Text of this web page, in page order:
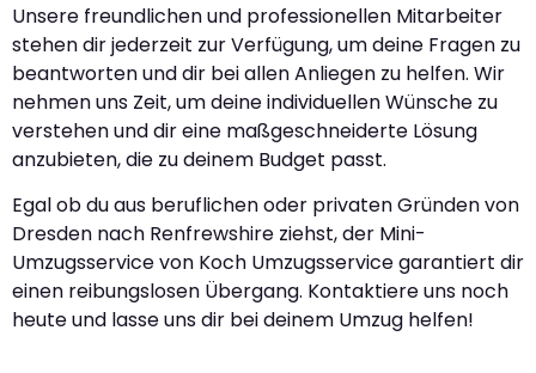
Unsere freundlichen und professionellen Mitarbeiter
stehen dir jederzeit zur Verfügung, um deine Fragen zu
beantworten und dir bei allen Anliegen zu helfen. Wir
nehmen uns Zeit, um deine individuellen Wünsche zu
verstehen und dir eine maßgeschneiderte Lösung
anzubieten, die zu deinem Budget passt.
Egal ob du aus beruflichen oder privaten Gründen von
Dresden nach Renfrewshire ziehst, der Mini-
Umzugsservice von Koch Umzugsservice garantiert dir
einen reibungslosen Übergang. Kontaktiere uns noch
heute und lasse uns dir bei deinem Umzug helfen!